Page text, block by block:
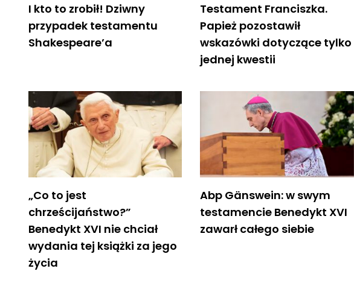
I kto to zrobił! Dziwny
przypadek testamentu
Shakespeare’a
Testament Franciszka.
Papież pozostawił
wskazówki dotyczące tylko
jednej kwestii
„Co to jest
chrześcijaństwo?”
Benedykt XVI nie chciał
wydania tej książki za jego
życia
Abp Gänswein: w swym
testamencie Benedykt XVI
zawarł całego siebie